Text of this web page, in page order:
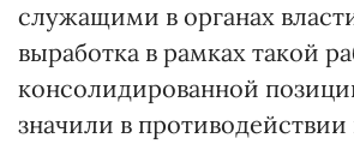
служащими в органах
выработка в рамках такой
консолидированной
значили в